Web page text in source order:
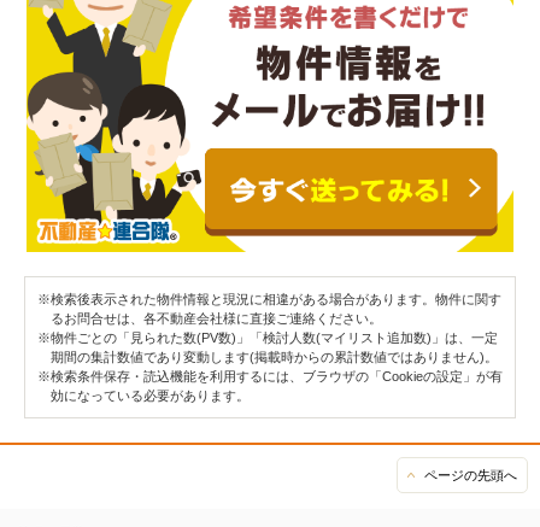
※検索後表示された物件情報と現況に相違がある場合があります。物件に関す
るお問合せは、各不動産会社様に直接ご連絡ください。
※物件ごとの「見られた数(PV数)」「検討人数(マイリスト追加数)」は、一定
期間の集計数値であり変動します(掲載時からの累計数値ではありません)。
※検索条件保存・読込機能を利用するには、ブラウザの「Cookieの設定」が有
効になっている必要があります。
ページの先頭へ